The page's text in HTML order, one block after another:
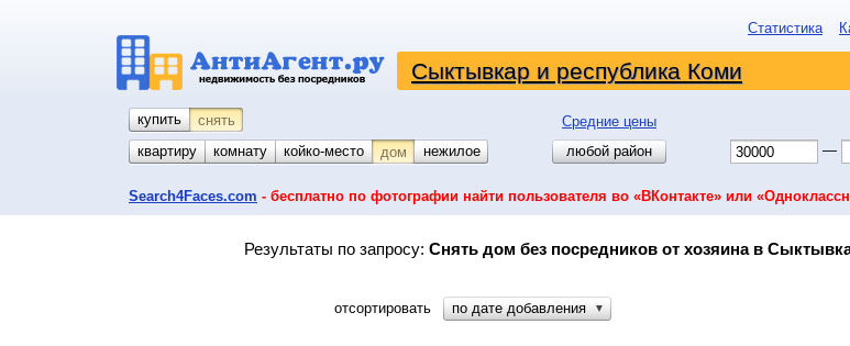
Статистика
Сыктывкар и республика Коми
купить снять
Средние цены
квартиру
комнату койко-место дом гараж
участок
нежилое любой район —
Search4Faces.com - бесплатно по фотографии найти пользователя во «ВКонтакте» или
Результаты по запросу: Снять дом без посредников от хозяина в
отсортировать по дате добавления ▼